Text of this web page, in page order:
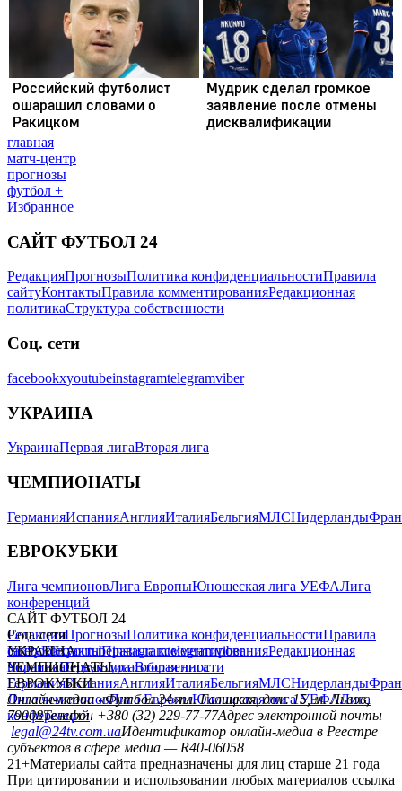
главная
матч-центр
прогнозы
футбол +
Избранное
САЙТ ФУТБОЛ 24
РедакцияПрогнозыПолитика конфиденциальностиПравила
сайтуКонтактыПравила комментированияРедакционная
политикаСтруктура собственности
Соц. сети
facebookxyoutubeinstagramtelegramviber
УКРАИНА
УкраинаПервая лигаВторая лига
ЧЕМПИОНАТЫ
ГерманияИспанияАнглияИталияБельгияМЛСНидерланды
ЕВРОКУБКИ
Лига чемпионовЛига ЕвропыЮношеская лига УЕФАЛига
конференций
САЙТ ФУТБОЛ 24
РедакцияПрогнозыПолитика конфиденциальностиПравила
сайтуКонтактыПравила комментированияРедакционная
политикаСтруктура собственности
Соц. сети
facebookxyoutubeinstagramtelegramviber
УКРАИНА
УкраинаПервая лигаВторая лига
ЧЕМПИОНАТЫ
ГерманияИспанияАнглияИталияБельгияМЛСНидерланды
ЕВРОКУБКИ
Лига чемпионовЛига ЕвропыЮношеская лига УЕФАЛига
конференций
Онлайн-медиа «Футбол 24»пл. Галицкая, дом. 15, м. Львов,
79008Телефон +380 (32) 229-77-77Адрес электронной почты
legal@24tv.com.uaИдентификатор онлайн-медиа в Реестре
субъектов в сфере медиа — R40-06058
21+Материалы сайта предназначены для лиц старше 21 года
При цитировании и использовании любых материалов ссылка